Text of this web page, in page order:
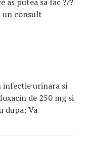
un consult
infectie urinara si
de 250 mg si
dupa: Va